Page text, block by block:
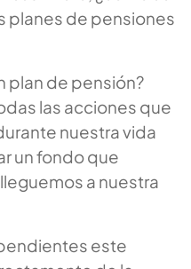
planes de pensiones
plan de pensión?
las acciones que
nuestra vida
un fondo que
a nuestra
este